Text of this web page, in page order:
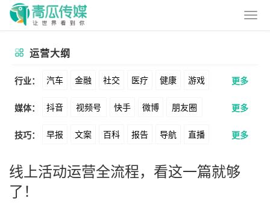
运营大纲
行业： 汽车 金融 社交 医疗 健康 游戏
动漫 美妆 美食 家装 教育 婚纱
酒旅 母婴 宠物 文娱 跨境 科技
广告 元宇宙 房地产
更多
媒体： 抖音 视频号 快手 微博 朋友圈
公众号 B站 小红书 头条 知乎
Soul 360 百度 搜狗 爱奇艺 美柚
更多
技巧： 早报 文案 百科 报告 导航 直播
卖货 脚本 话术 电商 私域 社群
更多
线上活动运营全流程，看这一篇就够
了！